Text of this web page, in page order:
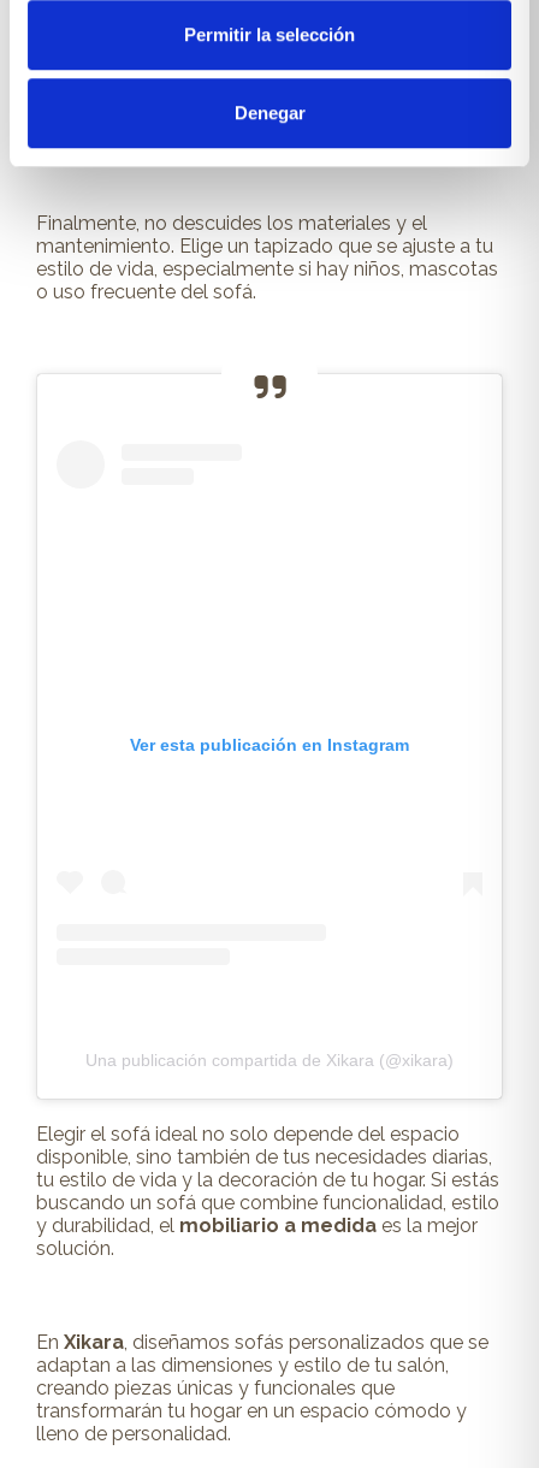
Permitir la selección
Denegar
bonito, pero incómodo, pierde su funcionalidad y
siempre el sofá antes de decidirte, asegurándote de
que sus asientos y respaldos sean firmes pero
Finalmente, no descuides los materiales y el
mantenimiento. Elige un tapizado que se ajuste a tu
estilo de vida, especialmente si hay niños, mascotas
o uso frecuente del sofá.
Ver esta publicación en Instagram
Una publicación compartida de Xikara (@xikara)
Elegir el sofá ideal no solo depende del espacio
disponible, sino también de tus necesidades diarias,
tu estilo de vida y la decoración de tu hogar. Si estás
buscando un sofá que combine funcionalidad, estilo
y durabilidad, el mobiliario a medida es la mejor
solución.
En Xikara, diseñamos sofás personalizados que se
adaptan a las dimensiones y estilo de tu salón,
creando piezas únicas y funcionales que
transformarán tu hogar en un espacio cómodo y
lleno de personalidad.